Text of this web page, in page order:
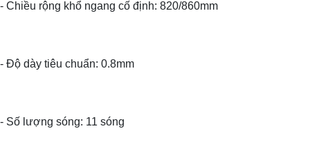
- Chiều rộng khổ ngang cố định: 820/860mm
- Độ dày tiêu chuẩn: 0.8mm
- Số lượng sóng: 11 sóng